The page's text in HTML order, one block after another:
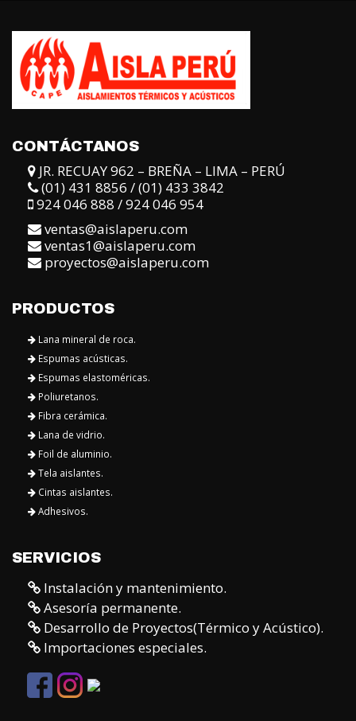
CONTÁCTANOS
JR. RECUAY 962 – BREÑA – LIMA – PERÚ
(01) 431 8856 / (01) 433 3842
924 046 888 / 924 046 954
ventas@aislaperu.com
ventas1@aislaperu.com
proyectos@aislaperu.com
PRODUCTOS
Lana mineral de roca.
Espumas acústicas.
Espumas elastoméricas.
Poliuretanos.
Fibra cerámica.
Lana de vidrio.
Foil de aluminio.
Tela aislantes.
Cintas aislantes.
Adhesivos.
SERVICIOS
Instalación y mantenimiento.
Asesoría permanente.
Desarrollo de Proyectos(Térmico y Acústico).
Importaciones especiales.